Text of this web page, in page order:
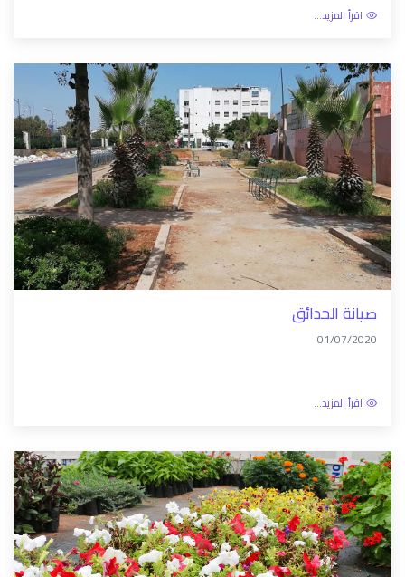
اقرأ المزيد...
صيانة الحدائق
01/07/2020
اقرأ المزيد...